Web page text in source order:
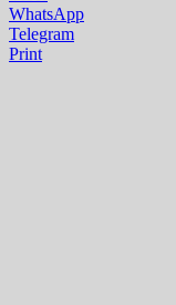
WhatsApp
Telegram
Print